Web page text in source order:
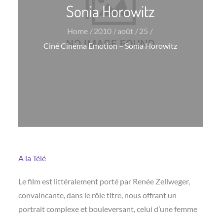
Sonia Horowitz
Home 2010 août
25
Ciné Cinéma Emotion – Sonia Horowitz
A la Télé
Le film est littéralement porté par Renée Zellweger,
convaincante, dans le rôle titre, nous offrant un
portrait complexe et bouleversant, celui d’une femme